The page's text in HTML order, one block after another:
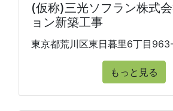
(仮称)三光ソフラン株式
ョン新築工事
東京都荒川区東日暮里6丁目
もっと見る